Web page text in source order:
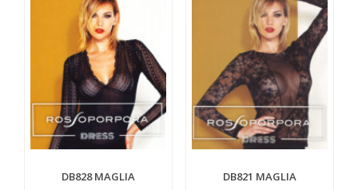
DB828 MAGLIA
DB821 MAGLIA